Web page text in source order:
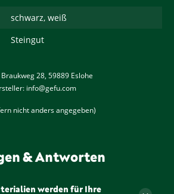
schwarz, weiß
Steingut
28, 59889 Eslohe
info@gefu.com
nicht anders angegeben)
& Antworten
werden für Ihre